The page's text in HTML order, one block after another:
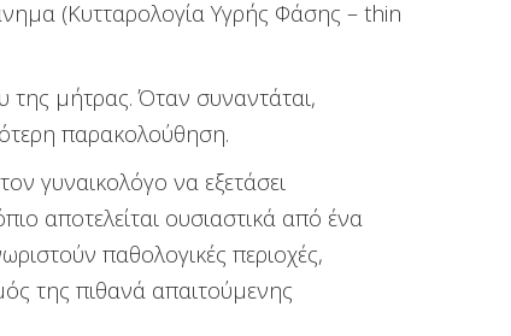
(Κυτταρολογία Υγρής Φάσης – thin
της μήτρας. Όταν συναντάται,
παρακολούθηση.
γυναικολόγο να εξετάσει
αποτελείται ουσιαστικά από ένα
παθολογικές περιοχές,
της πιθανά απαιτούμενης